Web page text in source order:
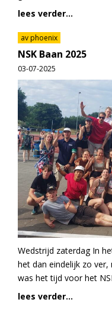
lees verder...
av phoenix
NSK Baan 2025
03-07-2025
Wedstrijd zaterdag In
het dan eindelijk zo
was het tijd voor het
lees verder...